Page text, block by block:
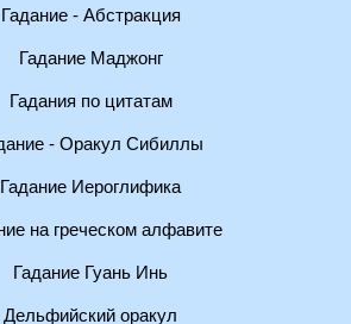
Гадание - Абстракция
Гадание Маджонг
Гадания по цитатам
- Оракул Сибиллы
Гадание Иероглифика
на греческом алфавите
Гадание Гуань Инь
Дельфийский оракул